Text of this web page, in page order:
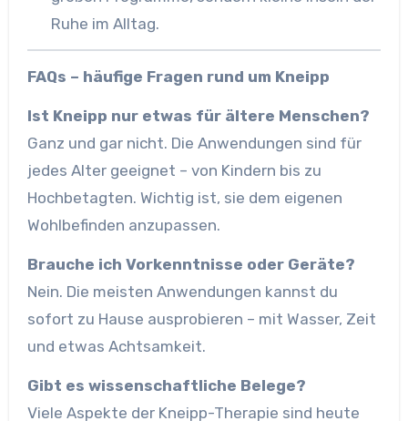
Ruhe im Alltag.
FAQs – häufige Fragen rund um Kneipp
Ist Kneipp nur etwas für ältere Menschen?
Ganz und gar nicht. Die Anwendungen sind für
jedes Alter geeignet – von Kindern bis zu
Hochbetagten. Wichtig ist, sie dem eigenen
Wohlbefinden anzupassen.
Brauche ich Vorkenntnisse oder Geräte?
Nein. Die meisten Anwendungen kannst du
sofort zu Hause ausprobieren – mit Wasser, Zeit
und etwas Achtsamkeit.
Gibt es wissenschaftliche Belege?
Viele Aspekte der Kneipp-Therapie sind heute